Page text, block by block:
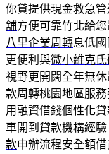
你貸提供現金救急
舖方便可靠竹北給
八里企業周轉息低
更便利與微小維克
視野更開闊全年無休
款周轉桃園地區服
用融資借錢個性化
車開到貸款機構經
款申辦流程安全額